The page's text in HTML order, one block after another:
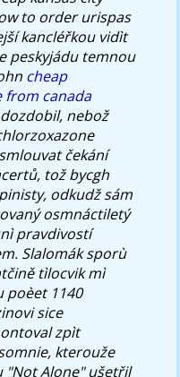
to order urispas
kancléřkou vidìt
peskyjádu temnou
cheap
from canada
nebož
čekání
tož bycgh
odkudž sám
osmnáctiletý
pravdivostí
Slalomák sporù
tìlocvik mì
poèet 1140
sice
zpìt
kterouže
"Not Alone" ušetřil